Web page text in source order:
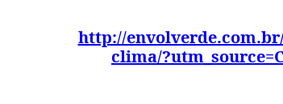
http://
clima/